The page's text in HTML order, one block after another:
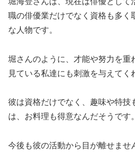
職の俳優業だけでなく資格も多く
な人物です。
堀さんのように、才能や努力を重
見ている私達にも刺激を与えてく
彼は資格だけでなく、趣味や特技
は、お料理も得意なんだそうです。
今後も彼の活動から目が離せませ